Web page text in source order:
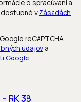
o spracúvaní a
dostupné v Zásadách
reCAPTCHA.
údajov a
Google.
RK 38